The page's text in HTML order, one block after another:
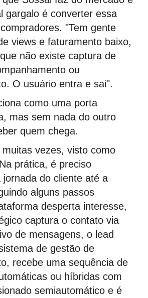
gargalo é converter essa
"Tem gente
views e faturamento baixo,
não existe captura de
ou
O usuário entra e sai".
como uma porta
mas sem nada do outro
quem chega.
muitas vezes, visto como
prática, é preciso
do cliente até a
alguns passos
desperta interesse,
captura o contato via
de mensagens, o lead
de gestão de
recebe uma sequência de
ou híbridas com
semiautomático e é